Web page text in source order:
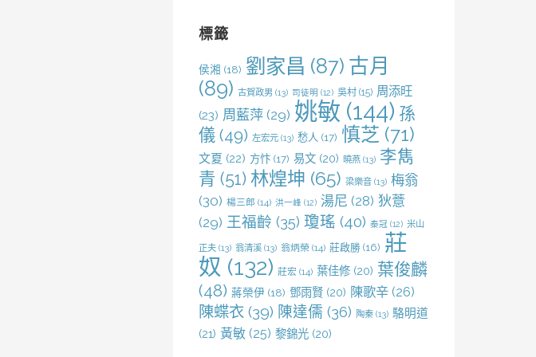
標籤
侯湘 (18) 劉家昌 (87) 古月
(89) 古賀政男 (13) 司徒明 (12) 吳村(15) 周添旺
(23) 周藍萍(29) 姚敏 (144) 孫
儀(49) 左宏元(13) 愁人 (17) 慎芝 (71)
文夏 (22) 方忭(17) 易文(20) 曉燕(13) 李雋
青 (51) 林煌坤 (65) 梁樂音(13) 梅翁
(30) 楊三郎 (14) 洪一峰 (12) 湯尼 (28) 狄薏
(29) 王福齡 (35) 瓊瑤 (40) 秦冠 (12) 米山
正夫(13) 翁清溪(13) 翁炳榮 (14) 莊啟勝(16) 莊
奴 (132) 莊宏(14) 葉佳修(20) 葉俊麟
(48) 蔣榮伊 (18) 鄧雨賢(20) 陳歌辛(26)
陳蝶衣(39) 陳達儒 (36) 陶秦(13) 駱明道
(21) 黃敏(25) 黎錦光(20)